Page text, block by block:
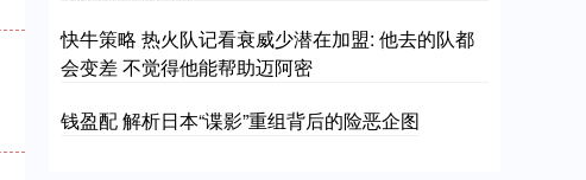
快牛策略 热火队记看衰威少潜在加盟: 他去的队都
会变差 不觉得他能帮助迈阿密
钱盈配 解析日本“谍影”重组背后的险恶企图